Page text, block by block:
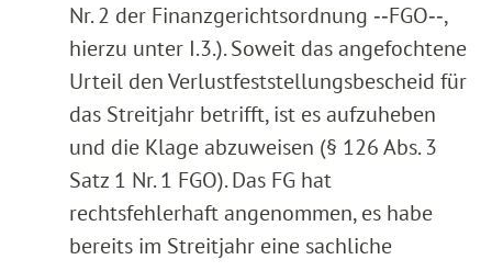
Nr. 2 der Finanzgerichtsordnung ‑‑FGO‑‑,
hierzu unter I.3.). Soweit das angefochtene
Urteil den Verlustfeststellungsbescheid für
das Streitjahr betrifft, ist es aufzuheben
und die Klage abzuweisen (§ 126 Abs. 3
Satz 1 Nr. 1 FGO). Das FG hat
rechtsfehlerhaft angenommen, es habe
bereits im Streitjahr eine sachliche